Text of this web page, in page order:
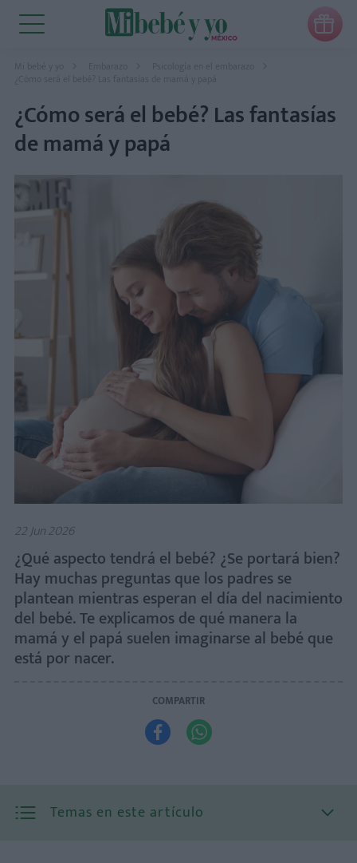

Mi bebé y yo Embarazo
Psicología en el embarazo
¿Cómo será el bebé? Las fantasías de mamá y papá
¿Cómo será el bebé? Las fantasías
de mamá y papá
22 Jun 2026
¿Qué aspecto tendrá el bebé? ¿Se portará bien?
Hay muchas preguntas que los padres se
plantean mientras esperan el día del nacimiento
del bebé. Te explicamos de qué manera la
mamá y el papá suelen imaginarse al bebé que
está por nacer.
COMPARTIR
 
Temas en este artículo